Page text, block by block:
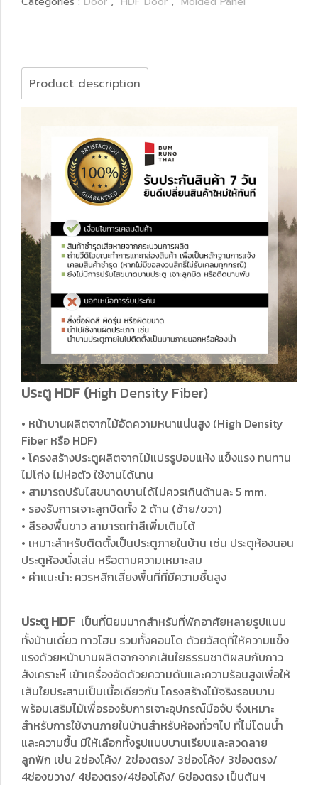
Product description
ประตู HDF (High Density Fiber)
• หน้าบานผลิตจากไม้อัดความหนาแน่นสูง (High Density
Fiber หรือ HDF)
• โครงสร้างประตูผลิตจากไม้แปรรูปอบแห้ง แข็งแรง ทนทาน
ไม่โก่ง ไม่ห่อตัว ใช้งานได้นาน
• สามารถปรับไสขนาดบานได้ไม่ควรเกินด้านละ 5 mm.
• รองรับการเจาะลูกบิดทั้ง 2 ด้าน (ซ้าย/ขวา)
• สีรองพื้นขาว สามารถทำสีเพิ่มเติมได้
• เหมาะสำหรับติดตั้งเป็นประตูภายในบ้าน เช่น ประตูห้องนอน
ประตูห้องนั่งเล่น หรือตามความเหมาะสม
• คำแนะนำ: ควรหลีกเลี่ยงพื้นที่ที่มีความชื้นสูง
ประตู HDF เป็นที่นิยมมากสำหรับที่พักอาศัยหลายรูปแบบ
ทั้งบ้านเดี่ยว ทาวโฮม รวมทั้งคอนโด ด้วยวัสดุที่ให้ความแข็ง
แรงด้วยหน้าบานผลิตจากจากเส้นใยธรรมชาติผสมกับกาว
สังเคราะห์ เข้าเครื่องอัดด้วยความดันและความร้อนสูงเพื่อให้
เส้นใยประสานเป็นเนื้อเดียวกัน โครงสร้างไม้จริงรอบบาน
พร้อมเสริมไม้เพื่อรองรับการเจาะอุปกรณ์มือจับ จึงเหมาะ
สำหรับการใช้งานภายในบ้านสำหรับห้องทั่วๆไป ที่ไม่โดนน้ำ
และความชื้น มีให้เลือกทั้งรูปแบบบานเรียบและลวดลาย
ลูกฟัก เช่น 2ช่องโค้ง/ 2ช่องตรง/ 3ช่องโค้ง/ 3ช่องตรง/
4ช่องขวาง/ 4ช่องตรง/4ช่องโค้ง/ 6ช่องตรง เป็นต้นฯ